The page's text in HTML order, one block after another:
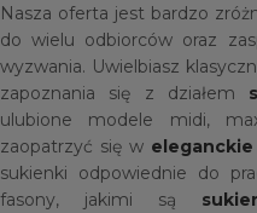
Nasza oferta jest bardzo
do wielu odbiorców oraz
wyzwania. Uwielbiasz
zapoznania się z działem
ulubione modele midi,
zaopatrzyć się w
sukienki odpowiednie do
fasony, jakimi są